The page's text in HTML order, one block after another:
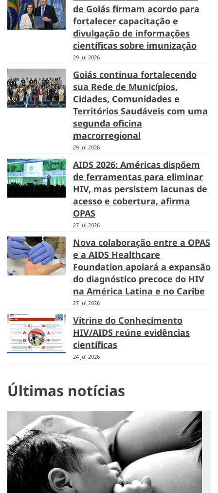
de Goiás firmam acordo para
fortalecer capacitação e
divulgação de informações
científicas sobre imunização
29 Jul 2026
Goiás continua fortalecendo
sua Rede de Municípios,
Cidades, Comunidades e
Territórios Saudáveis com uma
segunda oficina
macrorregional
29 Jul 2026
AIDS 2026: Américas dispõem
de ferramentas para eliminar
HIV, mas persistem lacunas de
acesso e cobertura, afirma
OPAS
27 Jul 2026
Nova colaboração entre a OPAS
e a AIDS Healthcare
Foundation apoiará a expansão
do diagnóstico precoce do HIV
na América Latina e no Caribe
27 Jul 2026
Vitrine do Conhecimento
HIV/AIDS reúne evidências
científicas
24 Jul 2026
Últimas notícias